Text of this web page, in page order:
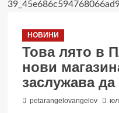
е
НОВИНИ
Това лято в
нови
заслужава да
petarangelovangelov